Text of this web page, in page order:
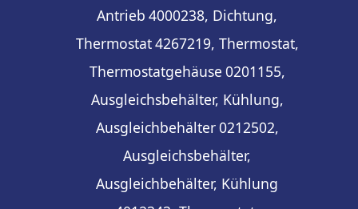
Antrieb 4000238, Dichtung,
Thermostat4267219, Thermostat,
Thermostatgehäuse 0201155,
Ausgleichsbehälter, Kühlung,
Ausgleichbehälter0212502,
Ausgleichsbehälter,
Ausgleichbehälter, Kühlung